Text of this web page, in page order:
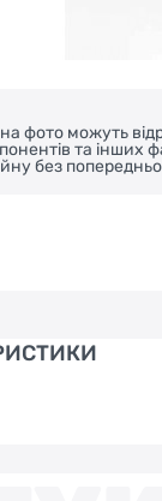
на фото можуть
та
без